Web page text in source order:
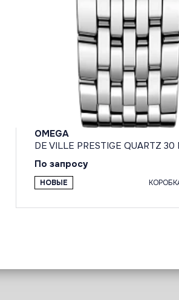
OMEGA
DE VILLE PRESTIGE QUARTZ 30
По запросу
НОВЫЕ